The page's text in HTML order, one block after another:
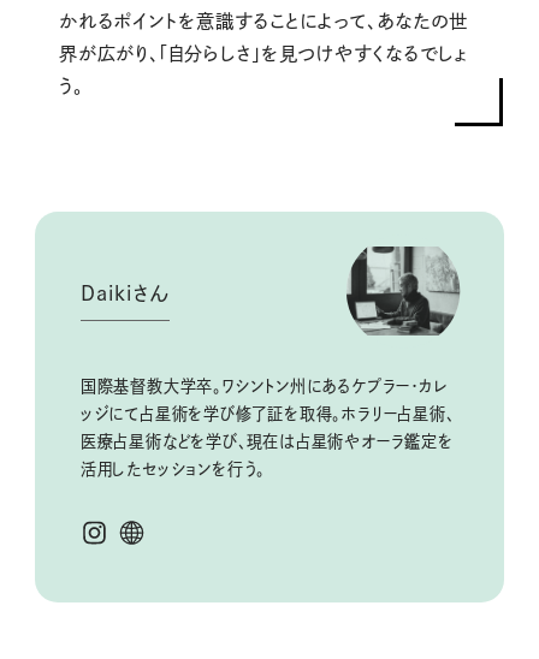
かれるポイントを意識することによって、あなたの世
界が広がり、「自分らしさ」を見つけやすくなるでしょ
う。
Daikiさん
国際基督教大学卒。ワシントン州にあるケプラー・カレ
ッジにて占星術を学び修了証を取得。ホラリー占星術、
医療占星術などを学び、現在は占星術やオーラ鑑定を
活用したセッションを行う。